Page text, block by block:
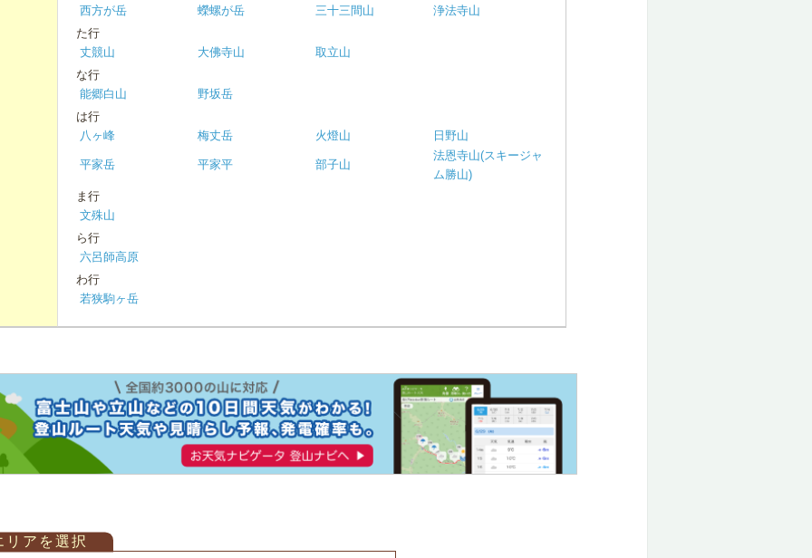
西方が岳
蠑螺が岳 三十三間山
浄法寺山
た行
丈競山
大佛寺山
取立山
な行
能郷白山
野坂岳
は行
八ヶ峰
梅丈岳 火燈山 日野山
平家岳 平家平 部子山
法恩寺山(スキージャ
ム勝山)
ま行
文殊山
ら行
六呂師高原
わ行
若狭駒ヶ岳
リアを選択